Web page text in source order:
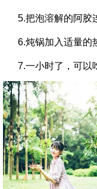
5.把泡溶解的阿胶
6.炖锅加入适量的
7.一小时了，可以